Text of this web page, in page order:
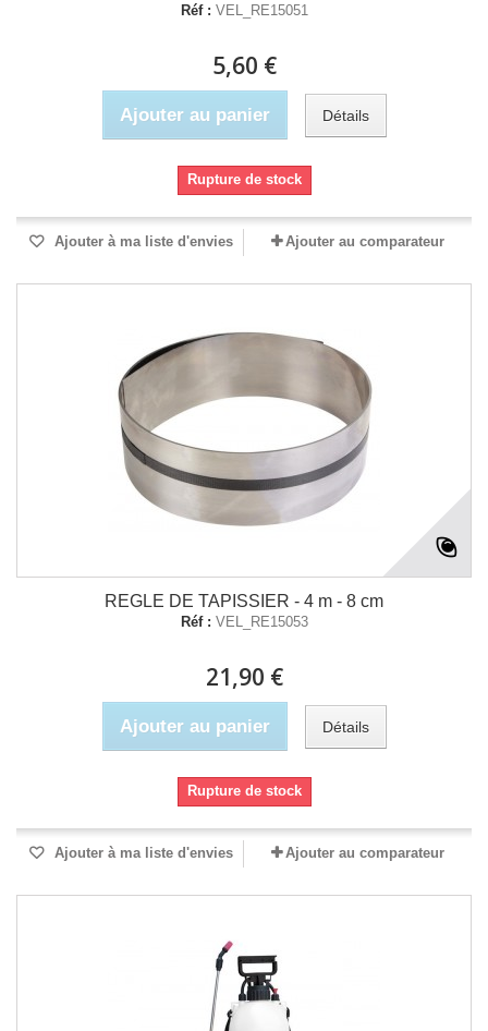
Réf : VEL_RE15051
5,60 €
Ajouter au panier Détails
Rupture de stock
Ajouter à ma liste d'envies Ajouter au comparateur
REGLE DE TAPISSIER - 4 m - 8 cm
Réf : VEL_RE15053
21,90 €
Ajouter au panier Détails
Rupture de stock
Ajouter à ma liste d'envies Ajouter au comparateur